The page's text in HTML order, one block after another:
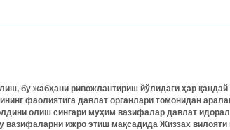
бу жабҳани ривожлантириш йўлидаги ҳар қандай
фаолиятига давлат органлари томонидан
олиш сингари муҳим вазифалар давлат
вазифаларни ижро этиш мақсадида Жиззах вилояти